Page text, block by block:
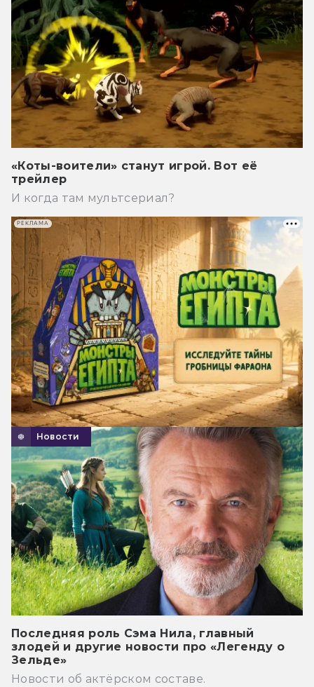
«Коты-воители» станут игрой. Вот её
трейлер
И когда там мультсериал?
Новости
Последняя роль Сэма Нила, главный
злодей и другие новости про «Легенду о
Зельде»
Новости об актёрском составе.
РЕКЛАМА